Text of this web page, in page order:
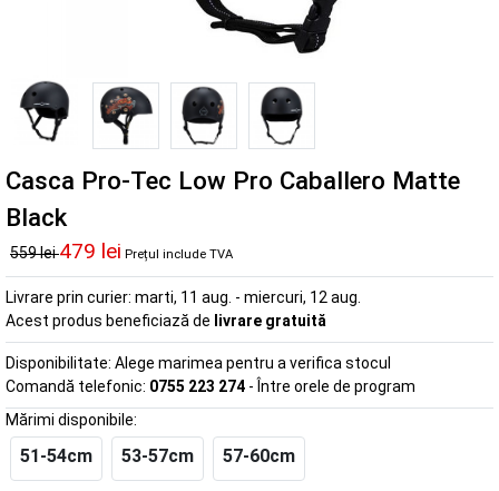
Casca Pro-Tec Low Pro Caballero Matte
Black
559 lei479 lei Prețul include TVA
Livrare prin curier: marti, 11 aug. - miercuri, 12 aug.
Acest produs beneficiază de livrare gratuită
Disponibilitate: Alege marimea pentru a verifica stocul
Comandă telefonic: 0755 223 274 - Între orele de program
Mărimi disponibile:
51-54cm 53-57cm 57-60cm